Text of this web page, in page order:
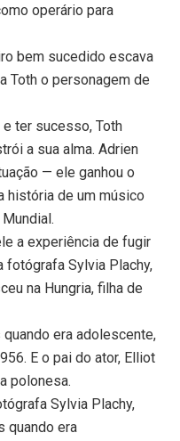
operário para
bem sucedido escava
Toth o personagem de
ter sucesso, Toth
a sua alma. Adrien
— ele ganhou o
história de um músico
a experiência de fugir
fotógrafa Sylvia Plachy,
na Hungria, filha de
era adolescente,
E o pai do ator, Elliot
polonesa.
Sylvia Plachy,
quando era